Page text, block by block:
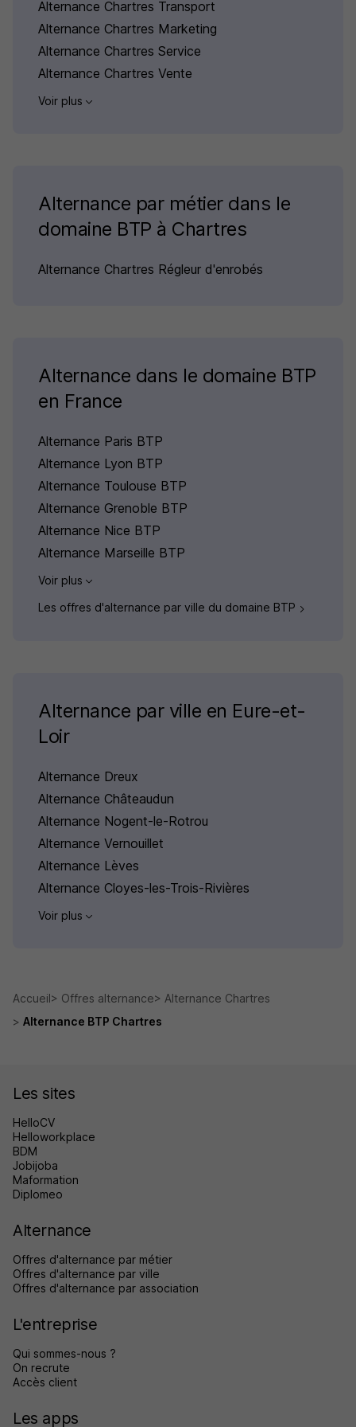
Alternance Chartres Transport
Alternance Chartres Marketing
Alternance Chartres Service
Alternance Chartres Vente
Voir plus
Alternance par métier dans le
domaine BTP à Chartres
Alternance Chartres Régleur d'enrobés
Alternance dans le domaine BTP
en France
Alternance Paris BTP
Alternance Lyon BTP
Alternance Toulouse BTP
Alternance Grenoble BTP
Alternance Nice BTP
Alternance Marseille BTP
Voir plus
Les offres d'alternance par ville du domaine BTP
Alternance par ville en Eure-et-
Loir
Alternance Dreux
Alternance Châteaudun
Alternance Nogent-le-Rotrou
Alternance Vernouillet
Alternance Lèves
Alternance Cloyes-les-Trois-Rivières
Voir plus
Accueil Offres alternance
Alternance Chartres
Alternance BTP Chartres
Les sites
HelloCV
Helloworkplace
BDM
Jobijoba
Maformation
Diplomeo
Alternance
Offres d'alternance par métier
Offres d'alternance par ville
Offres d'alternance par association
L'entreprise
Qui sommes-nous ?
On recrute
Accès client
Les apps